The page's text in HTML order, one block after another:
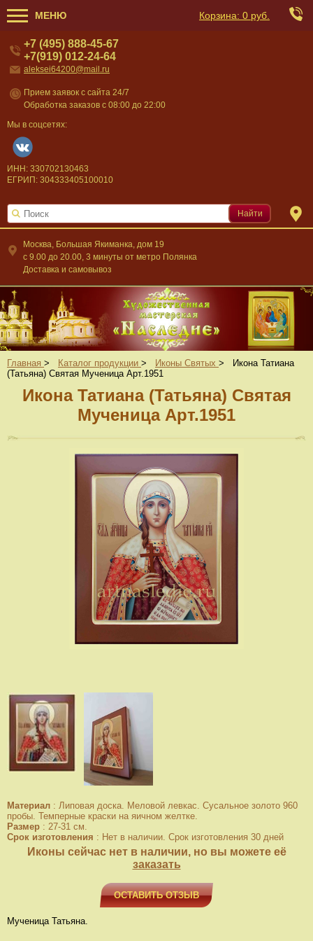
МЕНЮ Корзина: 0 руб.
Москва, Большая Якиманка, дом 19
c 9.00 до 20.00, 3 минуты от метро Полянка
Доставка и самовывоз
+7 (495) 888-45-67
+7(919) 012-24-64
aleksei64200@mail.ru
Прием заявок с сайта 24/7
Обработка заказов с 08:00 до 22:00
Мы в соцсетях:
ИНН: 330702130463
ЕГРИП: 304333405100010
Найти
Главная > Каталог продукции > Иконы Святых >
Икона Татиана
(Татьяна) Святая Мученица Арт.1951
Икона Татиана (Татьяна) Святая
Мученица Арт.1951
Материал : Липовая доска. Меловой левкас. Сусальное золото 960
пробы. Темперные краски на яичном желтке.
Размер : 27-31 см.
Срок изготовления : Нет в наличии. Срок изготовления 30 дней
Иконы сейчас нет в наличии, но вы можете её
заказать
ОСТАВИТЬ ОТЗЫВ
Мученица Татьяна.